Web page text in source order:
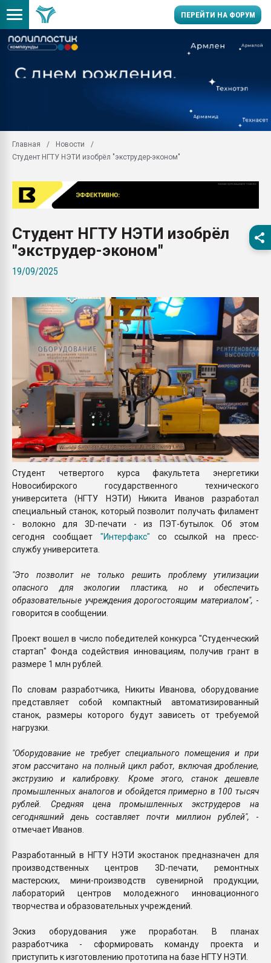
ПЕРЕЙТИ НА ФОРУМ
Вакуум-формовочные
ближайшее
28.07.2026
бутылок
Материал поверхности
вакуумного
ПЕРЕЙТИ НА
Главная
Новости
Студент НГТУ НЭТИ изобрёл "экструдер-эконом"
Студент НГТУ НЭТИ изобрёл
"экструдер-эконом"
19/09/2025
Студент четвертого курса факультета энергетики
Новосибирского государственного технического
университета (НГТУ НЭТИ) Никита Иванов разработал
специальный станок, который позволит получать филамент
- волокно для 3D-печати - из ПЭТ-бутылок. Об этом
сегодня сообщает "Интерфакс" со ссылкой на пресс-
службу университета.
"Это позволит не только решить проблему утилизации
опасного для экологии пластика, но и обеспечить
образовательные учреждения дорогостоящим материалом", -
говорится в сообщении.
Проект вошел в число победителей конкурса "Студенческий
стартап" Фонда содействия инновациям, получив грант в
размере 1 млн рублей.
По словам разработчика, Никиты Иванова, оборудование
представляет собой компактный автоматизированный
станок, размеры которого будут зависеть от требуемой
нагрузки.
"Оборудование не требует специального помещения и при
этом рассчитано на полный цикл работ, включая дробление,
экструзию и калибровку. Кроме этого, станок дешевле
промышленных аналогов и обойдется примерно в 100 тысяч
рублей. Средняя цена промышленных экструдеров на
сегодняшний день составляет почти миллион рублей", -
отмечает Иванов.
Разработанный в НГТУ НЭТИ экостанок предназначен для
производственных центров 3D-печати, ремонтных
мастерских, мини-производств сувенирной продукции,
лабораторий центров молодежного инновационного
творчества и образовательных учреждений.
Эскиз оборудования уже проработан. В планах
разработчика - сформировать команду проекта и
приступить к изготовлению прототипа на базе НГТУ НЭТИ.